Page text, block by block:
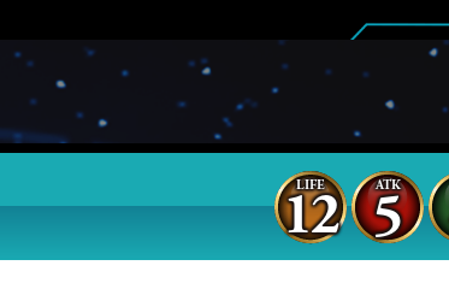
LIFE
12 ATK
5